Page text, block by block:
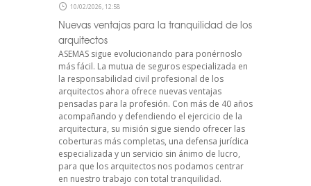
10/02/2026, 12:58
Nuevas ventajas para la tranquilidad de los
arquitectos
ASEMAS sigue evolucionando para ponérnoslo
más fácil. La mutua de seguros especializada en
la responsabilidad civil profesional de los
arquitectos ahora ofrece nuevas ventajas
pensadas para la profesión. Con más de 40 años
acompañando y defendiendo el ejercicio de la
arquitectura, su misión sigue siendo ofrecer las
coberturas más completas, una defensa jurídica
especializada y un servicio sin ánimo de lucro,
para que los arquitectos nos podamos centrar
en nuestro trabajo con total tranquilidad.